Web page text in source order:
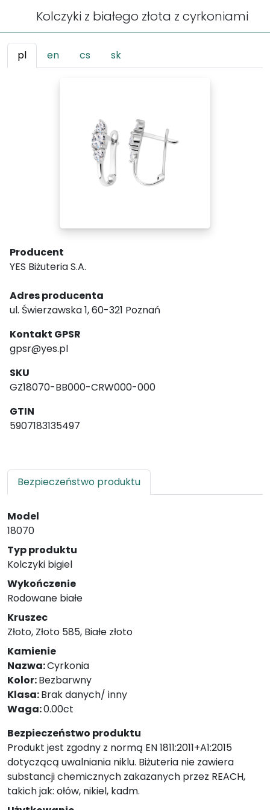
Kolczyki z białego złota z cyrkoniami
pl en cs sk
Producent
YES Biżuteria S.A.
Adres producenta
ul. Świerzawska 1, 60-321 Poznań
Kontakt GPSR
gpsr@yes.pl
SKU
GZ18070-BB000-CRW000-000
GTIN
5907183135497
Bezpieczeństwo produktu
Model
18070
Typ produktu
Kolczyki bigiel
Wykończenie
Rodowane białe
Kruszec
Złoto, Złoto 585, Białe złoto
Kamienie
Nazwa:Cyrkonia
Kolor:Bezbarwny
Klasa:Brak danych/ inny
Waga:0.00ct
Bezpieczeństwo produktu
Produkt jest zgodny z normą EN 1811:2011+A1:2015
dotyczącą uwalniania niklu. Biżuteria nie zawiera
substancji chemicznych zakazanych przez REACH,
takich jak: ołów, nikiel, kadm.